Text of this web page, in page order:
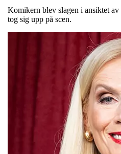
Komikern blev slagen i ansiktet av
tog sig upp på scen.